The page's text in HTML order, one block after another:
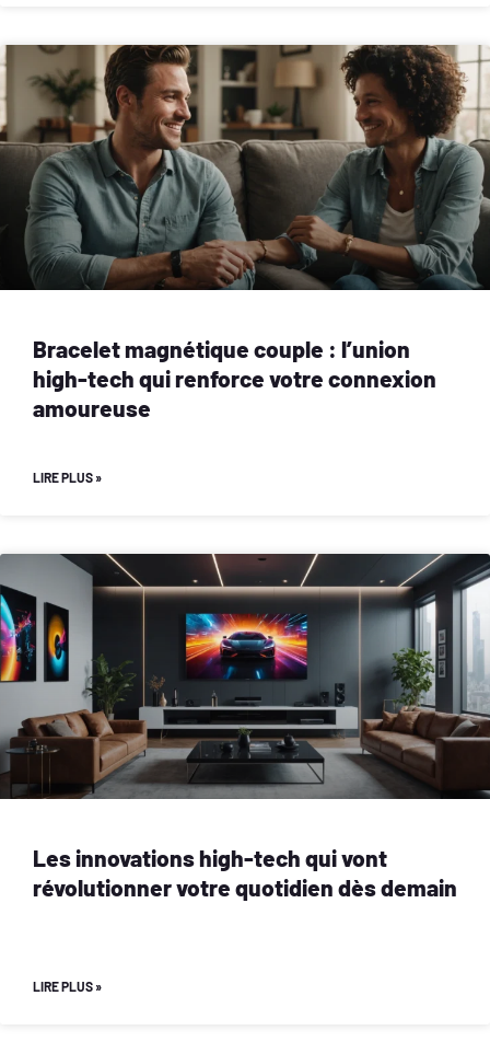
Bracelet magnétique couple : l’union
high-tech qui renforce votre connexion
amoureuse
LIRE PLUS »
Les innovations high-tech qui vont
révolutionner votre quotidien dès demain
LIRE PLUS »